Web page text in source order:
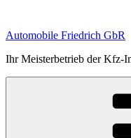
springen
Automobile Friedrich GbR
Ihr Meisterbetrieb der Kfz-